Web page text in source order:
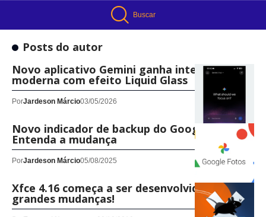
Buscar
Posts do autor
Novo aplicativo Gemini ganha interface
moderna com efeito Liquid Glass
PorJardeson Márcio03/05/2026
Novo indicador de backup do Google Fotos:
Entenda a mudança
PorJardeson Márcio05/08/2025
Xfce 4.16 começa a ser desenvolvido e com
grandes mudanças!